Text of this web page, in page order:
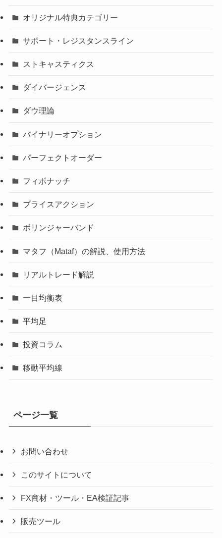
オリジナル特典カテゴリー
サポート・レジスタンスライン
ストキャスティクス
ダイバージェンス
ダウ理論
バイナリーオプション
パーフェクトオーダー
フィボナッチ
プライスアクション
ボリンジャーバンド
マタフ（Mataf）の解説、使用方法
リアルトレード解説
一目均衡表
平均足
投資コラム
移動平均線
ページ一覧
お問い合わせ
このサイトについて
FX商材・ツール・EA検証記事
販売ツール